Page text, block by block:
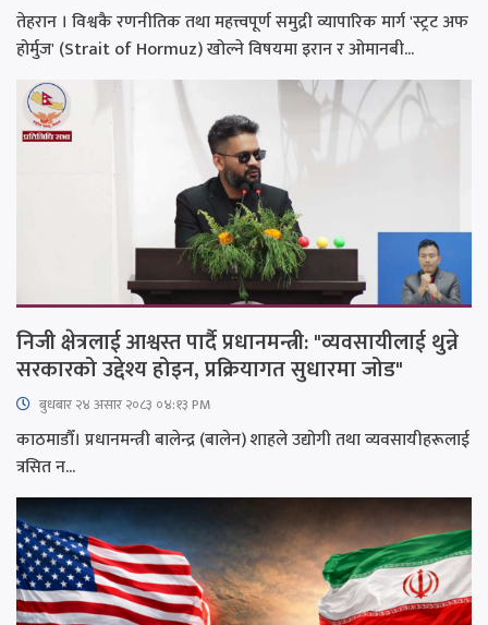
तेहरान । विश्वकै रणनीतिक तथा महत्त्वपूर्ण समुद्री व्यापारिक मार्ग 'स्ट्रट अफ
होर्मुज' (Strait of Hormuz) खोल्ने विषयमा इरान र ओमानबी...
निजी क्षेत्रलाई आश्वस्त पार्दै प्रधानमन्त्री: "व्यवसायीलाई थुन्ने
सरकारको उद्देश्य होइन, प्रक्रियागत सुधारमा जोड"
बुधबार २४ असार २०८३ ०४:१३ PM
काठमाडौँ। प्रधानमन्त्री बालेन्द्र (बालेन) शाहले उद्योगी तथा व्यवसायीहरूलाई
त्रसित न...